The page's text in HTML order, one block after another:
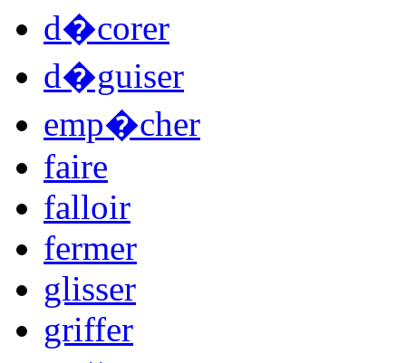
d�corer
d�guiser
emp�cher
faire
falloir
fermer
glisser
griffer